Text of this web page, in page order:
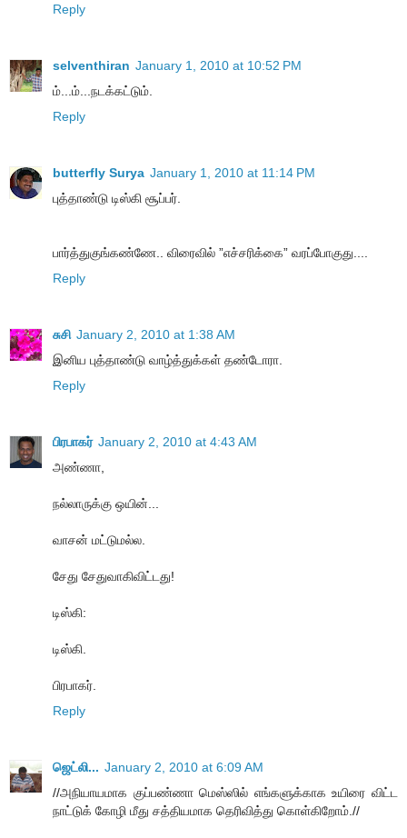
Reply
selventhiran January 1, 2010 at 10:52 PM
ம்...ம்...நடக்கட்டும்.
Reply
butterfly Surya January 1, 2010 at 11:14 PM
புத்தாண்டு டிஸ்கி சூப்பர்.
பார்த்துகுங்கண்ணே.. விரைவில் ”எச்சரிக்கை” வரப்போகுது....
Reply
சுசி January 2, 2010 at 1:38 AM
இனிய புத்தாண்டு வாழ்த்துக்கள் தண்டோரா.
Reply
பிரபாகர் January 2, 2010 at 4:43 AM
அண்ணா,
நல்லாருக்கு ஒயின்...
வாசன் மட்டுமல்ல.
சேது சேதுவாகிவிட்டது!
டிஸ்கி:
டிஸ்கி.
பிரபாகர்.
Reply
ஜெட்லி... January 2, 2010 at 6:09 AM
//அநியாயமாக குப்பண்ணா மெஸ்ஸில் எங்களுக்காக உயிரை விட்ட
நாட்டுக் கோழி மீது சத்தியமாக தெரிவித்து கொள்கிறோம்.//